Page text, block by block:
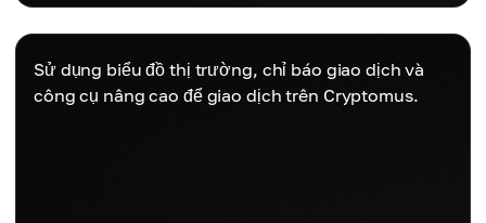
Sử dụng biểu đồ thị trường, chỉ báo giao dịch và
công cụ nâng cao để giao dịch trên Cryptomus.